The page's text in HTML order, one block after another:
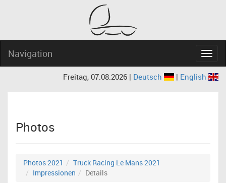
Navigation
Freitag, 07.08.2026 | Deutsch | English
Photos
Photos 2021
Truck Racing Le Mans 2021
Impressionen
Details